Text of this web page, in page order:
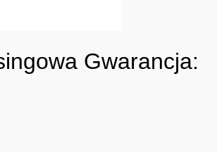
Gwarancja: